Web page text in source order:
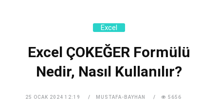
Excel
Excel ÇOKEĞER Formülü
Nedir, Nasıl Kullanılır?
25 OCAK 2024 12:19 MUSTAFA-BAYHAN 5656